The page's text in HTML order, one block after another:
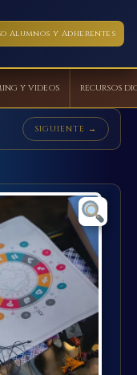
Alumnos y Adherentes
Y VIDEOS RECURSOS
SIGUIENTE →